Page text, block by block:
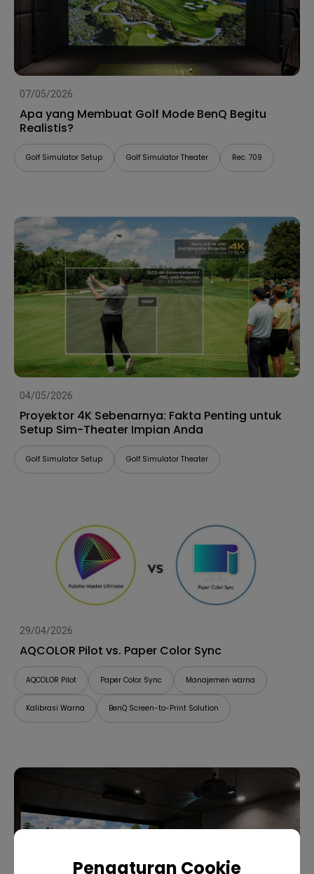
Pengaturan Cookie
07/05/2026
Apa yang Membuat Golf Mode BenQ Begitu
Realistis?
Golf Simulator Setup Golf Simulator Theater Rec. 709
04/05/2026
Proyektor 4K Sebenarnya: Fakta Penting untuk
Setup Sim-Theater Impian Anda
Golf Simulator Setup Golf Simulator Theater
29/04/2026
AQCOLOR Pilot vs. Paper Color Sync
AQCOLOR Pilot Paper Color Sync Manajemen warna
Kalibrasi Warna BenQ Screen-to-Print Solution